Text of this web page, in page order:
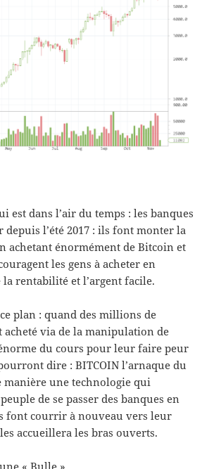
est dans l’air du temps : les banques
l’été 2017 : ils font monter la
achetant énormément de Bitcoin et
les gens à acheter en
rentabilité et l’argent facile.
plan : quand des millions de
acheté via de la manipulation de
du cours pour leur faire peur
dire : BITCOIN l’arnaque du
manière une technologie qui
de se passer des banques en
font courrir à nouveau vers leur
accueillera les bras ouverts.